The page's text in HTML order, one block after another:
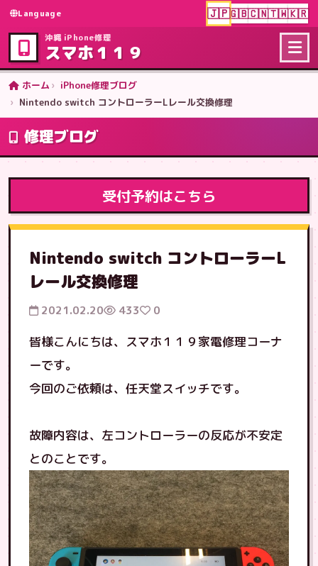
Language 🇯🇵🇬🇧🇨🇳🇹🇼🇰🇷
沖縄 iPhone修理
スマホ１１９
ホーム
iPhone修理ブログ
Nintendo switch コントローラーLレール交換修理
修理ブログ
受付予約はこちら
Nintendo switch コントローラーL
レール交換修理
2021.02.20 433 0
皆様こんにちは、スマホ１１９家電修理コーナ
ーです。
今回のご依頼は、任天堂スイッチです。
故障内容は、左コントローラーの反応が不安定
とのことです。